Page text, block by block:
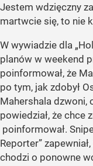
Jestem wdzięczny
martwcie się, to nie
W wywiadzie dla
planów w weekend
poinformował, że
po tym, jak zdobył
Mahershala dzwoni,
powiedział, że chce
poinformował.
Reporter” zapewniał,
chodzi o ponowne